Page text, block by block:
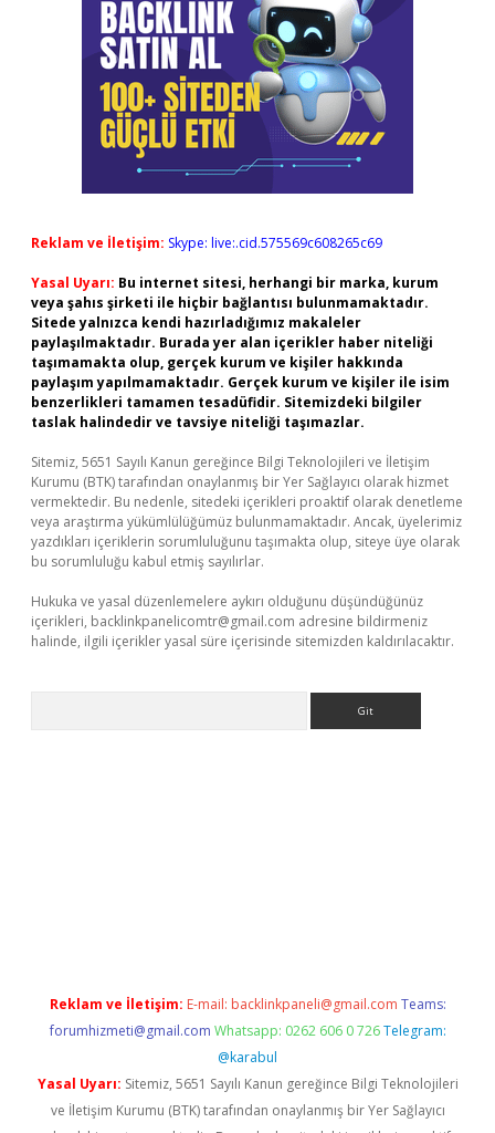
Reklam ve İletişim: Skype: live:.cid.575569c608265c69
Yasal Uyarı: Bu internet sitesi, herhangi bir marka, kurum
veya şahıs şirketi ile hiçbir bağlantısı bulunmamaktadır.
Sitede yalnızca kendi hazırladığımız makaleler
paylaşılmaktadır. Burada yer alan içerikler haber niteliği
taşımamakta olup, gerçek kurum ve kişiler hakkında
paylaşım yapılmamaktadır. Gerçek kurum ve kişiler ile isim
benzerlikleri tamamen tesadüfidir. Sitemizdeki bilgiler
taslak halindedir ve tavsiye niteliği taşımazlar.
Sitemiz, 5651 Sayılı Kanun gereğince Bilgi Teknolojileri ve İletişim
Kurumu (BTK) tarafından onaylanmış bir Yer Sağlayıcı olarak hizmet
vermektedir. Bu nedenle, sitedeki içerikleri proaktif olarak denetleme
veya araştırma yükümlülüğümüz bulunmamaktadır. Ancak, üyelerimiz
yazdıkları içeriklerin sorumluluğunu taşımakta olup, siteye üye olarak
bu sorumluluğu kabul etmiş sayılırlar.
Hukuka ve yasal düzenlemelere aykırı olduğunu düşündüğünüz
içerikleri, backlinkpanelicomtr@gmail.com adresine bildirmeniz
halinde, ilgili içerikler yasal süre içerisinde sitemizden kaldırılacaktır.
Reklam ve İletişim: E-mail: backlinkpaneli@gmail.com Teams:
forumhizmeti@gmail.com Whatsapp: 0262 606 0 726 Telegram:
@karabul
Yasal Uyarı: Sitemiz, 5651 Sayılı Kanun gereğince Bilgi Teknolojileri
ve İletişim Kurumu (BTK) tarafından onaylanmış bir Yer Sağlayıcı